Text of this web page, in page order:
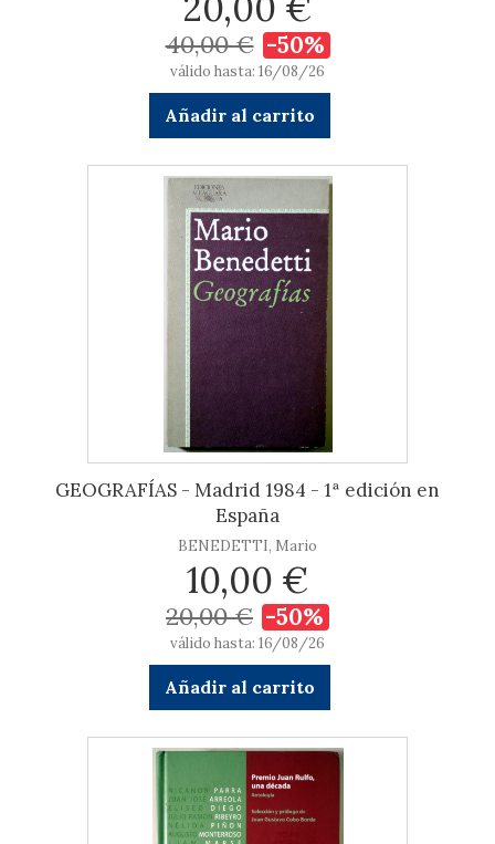
40,00 € -50%
válido hasta: 16/08/26
Añadir al carrito
GEOGRAFÍAS - Madrid 1984 - 1ª edición en
España
BENEDETTI, Mario
10,00 €
20,00 € -50%
válido hasta: 16/08/26
Añadir al carrito